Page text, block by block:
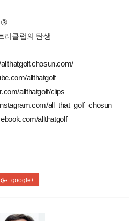
③
리클럽의 탄생
allthatgolf
allthatgolf/clips
all_that_golf_chosun
allthatgolf
google+